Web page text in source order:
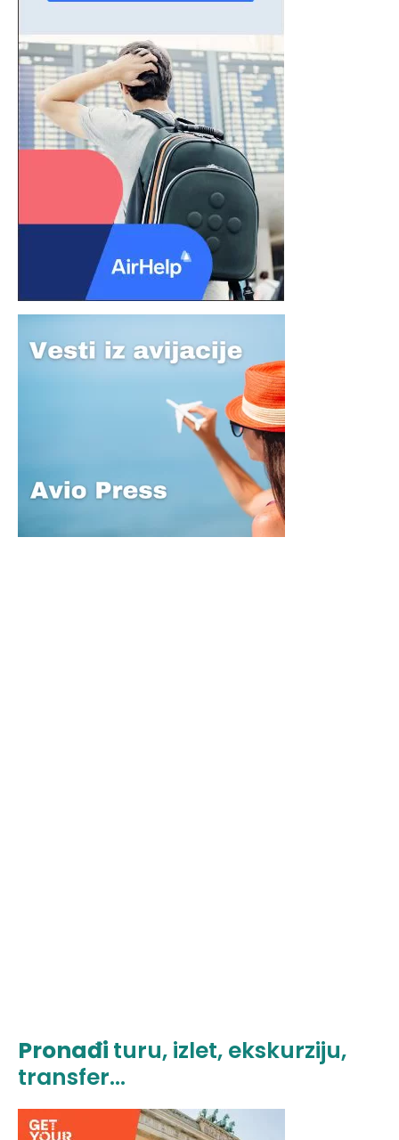
Pronađi turu, izlet, ekskurziju,
transfer...